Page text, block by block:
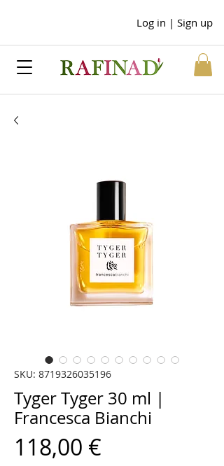
Log in | Sign up
SKU: 8719326035196
Tyger Tyger 30 ml |
Francesca Bianchi
118,00 €